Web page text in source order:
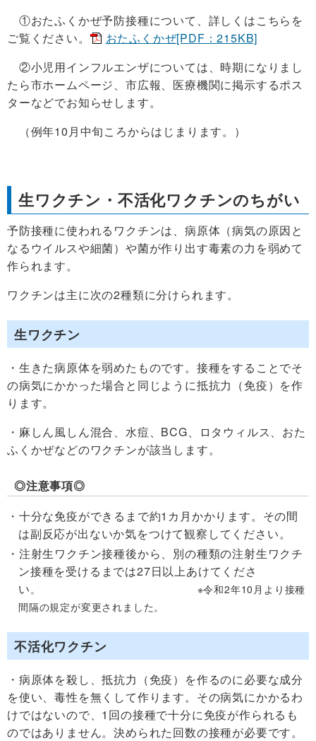
①おたふくかぜ予防接種について、詳しくはこちらを
ご覧ください。
おたふくかぜ[PDF：215KB]
②小児用インフルエンザについては、時期になりまし
たら市ホームページ、市広報、医療機関に掲示するポス
ターなどでお知らせします。
（例年10月中旬ころからはじまります。）
生ワクチン・不活化ワクチンのちがい
予防接種に使われるワクチンは、病原体（病気の原因と
なるウイルスや細菌）や菌が作り出す毒素の力を弱めて
作られます。
ワクチンは主に次の2種類に分けられます。
生ワクチン
・生きた病原体を弱めたものです。接種をすることでそ
の病気にかかった場合と同じように抵抗力（免疫）を作
ります。
・麻しん風しん混合、水痘、BCG、ロタウィルス、おた
ふくかぜなどのワクチンが該当します。
◎注意事項◎
十分な免疫ができるまで約1カ月かかります。その間
は副反応が出ないか気をつけて観察してください。
注射生ワクチン接種後から、別の種類の注射生ワクチ
ン接種を受けるまでは27日以上あけてくださ
い 。
※令和2年10月より接種
間隔の規定が変更されました。
不活化ワクチン
・病原体を殺し、抵抗力（免疫）を作るのに必要な成分
を使い、毒性を無くして作ります。その病気にかかるわ
けではないので、1回の接種で十分に免疫が作られるも
のではありません。決められた回数の接種が必要です。